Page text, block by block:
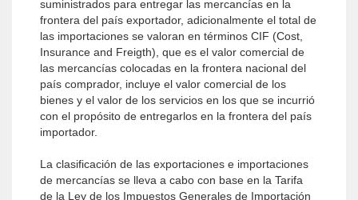
suministrados para entregar las mercancías en la
frontera del país exportador, adicionalmente el total de
las importaciones se valoran en términos CIF (Cost,
Insurance and Freigth), que es el valor comercial de
las mercancías colocadas en la frontera nacional del
país comprador, incluye el valor comercial de los
bienes y el valor de los servicios en los que se incurrió
con el propósito de entregarlos en la frontera del país
importador.
La clasificación de las exportaciones e importaciones
de mercancías se lleva a cabo con base en la Tarifa
de la Ley de los Impuestos Generales de Importación